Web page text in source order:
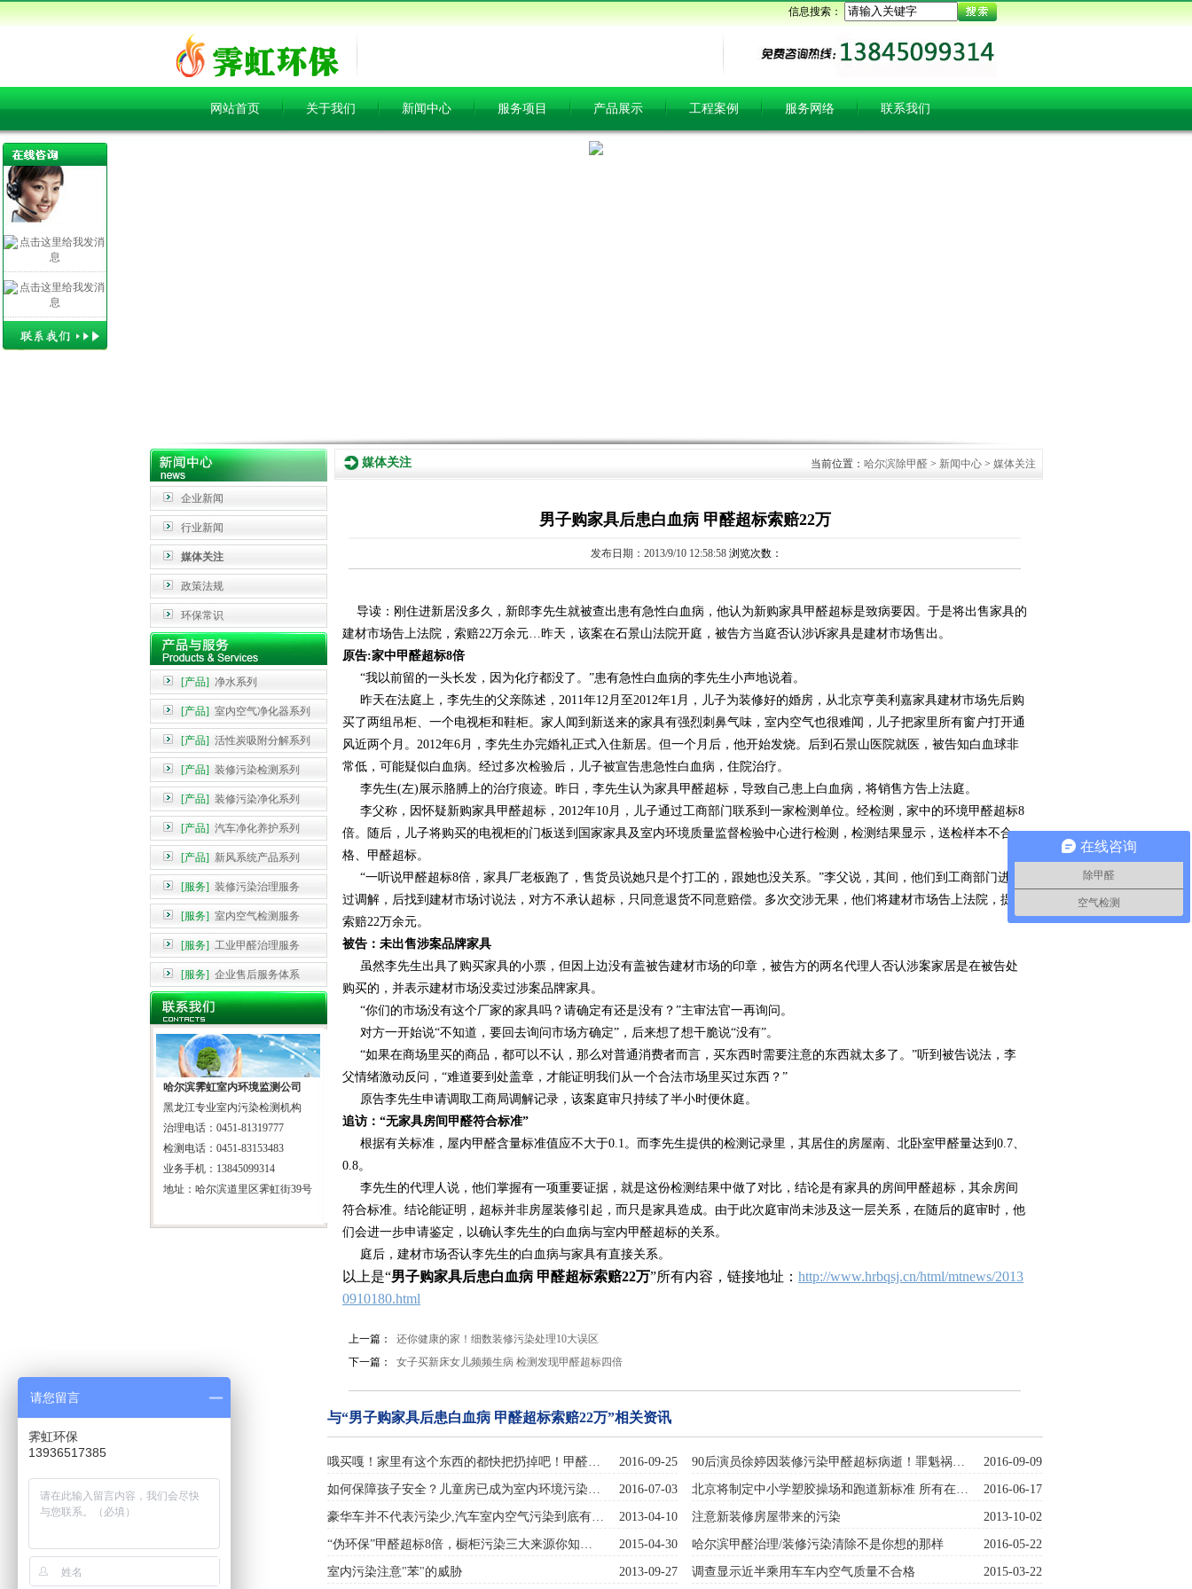
信息搜索：
网站首页 关于我们 新闻中心 服务项目 产品展示 工程案例 服务网络 联系我们
企业新闻
行业新闻
媒体关注
政策法规
环保常识
[产品] 净水系列
[产品] 室内空气净化器系列
[产品] 活性炭吸附分解系列
[产品] 装修污染检测系列
[产品] 装修污染净化系列
[产品] 汽车净化养护系列
[产品] 新风系统产品系列
[服务] 装修污染治理服务
[服务] 室内空气检测服务
[服务] 工业甲醛治理服务
[服务] 企业售后服务体系
哈尔滨霁虹室内环境监测公司
黑龙江专业室内污染检测机构
治理电话：0451-81319777
检测电话：0451-83153483
业务手机：13845099314
地址：哈尔滨道里区霁虹街39号
媒体关注 当前位置： 哈尔滨除甲醛> 新闻中心> 媒体关注
男子购家具后患白血病 甲醛超标索赔22万
发布日期：2013/9/10 12:58:58浏览次数：
导读：刚住进新居没多久，新郎李先生就被查出患有急性白血病，他认为新购家具甲醛超标是致病要因。于是将出售家具的
建材市场告上法院，索赔22万余元…昨天，该案在石景山法院开庭，被告方当庭否认涉诉家具是建材市场售出。
原告:家中甲醛超标8倍
“我以前留的一头长发，因为化疗都没了。”患有急性白血病的李先生小声地说着。
昨天在法庭上，李先生的父亲陈述，2011年12月至2012年1月，儿子为装修好的婚房，从北京亨美利嘉家具建材市场先后购
买了两组吊柜、一个电视柜和鞋柜。家人闻到新送来的家具有强烈刺鼻气味，室内空气也很难闻，儿子把家里所有窗户打开通
风近两个月。2012年6月，李先生办完婚礼正式入住新居。但一个月后，他开始发烧。后到石景山医院就医，被告知白血球非
常低，可能疑似白血病。经过多次检验后，儿子被宣告患急性白血病，住院治疗。
李先生(左)展示胳膊上的治疗痕迹。昨日，李先生认为家具甲醛超标，导致自己患上白血病，将销售方告上法庭。
李父称，因怀疑新购家具甲醛超标，2012年10月，儿子通过工商部门联系到一家检测单位。经检测，家中的环境甲醛超标8
倍。随后，儿子将购买的电视柜的门板送到国家家具及室内环境质量监督检验中心进行检测，检测结果显示，送检样本不合
格、甲醛超标。
“一听说甲醛超标8倍，家具厂老板跑了，售货员说她只是个打工的，跟她也没关系。”李父说，其间，他们到工商部门进行
过调解，后找到建材市场讨说法，对方不承认超标，只同意退货不同意赔偿。多次交涉无果，他们将建材市场告上法院，提出
索赔22万余元。
被告 ：未出售涉案品牌家具
虽然李先生出具了购买家具的小票，但因上边没有盖被告建材市场的印章，被告方的两名代理人否认涉案家居是在被告处
购买的，并表示建材市场没卖过涉案品牌家具。
“你们的市场没有这个厂家的家具吗？请确定有还是没有？”主审法官一再询问。
对方一开始说“不知道，要回去询问市场方确定”，后来想了想干脆说“没有”。
“如果在商场里买的商品，都可以不认，那么对普通消费者而言，买东西时需要注意的东西就太多了。”听到被告说法，李
父情绪激动反问，“难道要到处盖章，才能证明我们从一个合法市场里买过东西？”
原告李先生申请调取工商局调解记录，该案庭审只持续了半小时便休庭。
追访：“无家具房间甲醛符合标准”
根据有关标准，屋内甲醛含量标准值应不大于0.1。而李先生提供的检测记录里，其居住的房屋南、北卧室甲醛量达到0.7、
0.8。
李先生的代理人说，他们掌握有一项重要证据，就是这份检测结果中做了对比，结论是有家具的房间甲醛超标，其余房间
符合标准。结论能证明，超标并非房屋装修引起，而只是家具造成。由于此次庭审尚未涉及这一层关系，在随后的庭审时，他
们会进一步申请鉴定，以确认李先生的白血病与室内甲醛超标的关系。
庭后，建材市场否认李先生的白血病与家具有直接关系。
以上是“男子购家具后患白血病 甲醛超标索赔22万”所有内容，链接地址： http://www.hrbqsj.cn/html/mtnews/2013
0910180.html
上一篇：
还你健康的家！细数装修污染处理10大误区
下一篇：
女子买新床女儿频频生病 检测发现甲醛超标四倍
与“男子购家具后患白血病 甲醛超标索赔22万”相关资讯
哦买嘎！家里有这个东西的都快把扔掉吧！甲醛… 2016-09-25 90后演员徐婷因装修污染甲醛超标病逝！罪魁祸… 2016-09-09
如何保障孩子安全？儿童房已成为室内环境污染… 2016-07-03 北京将制定中小学塑胶操场和跑道新标准 所有在… 2016-06-17
豪华车并不代表污染少,汽车室内空气污染到底有… 2013-04-10 注意新装修房屋带来的污染 2013-10-02
“伪环保”甲醛超标8倍，橱柜污染三大来源你知… 2015-04-30 哈尔滨甲醛治理/装修污染清除不是你想的那样 2016-05-22
室内污染注意"苯"的威胁 2013-09-27 调查显示近半乘用车车内空气质量不合格 2015-03-22
在线咨询
除甲醛
空气检测
请您留言
霁虹环保
13936517385